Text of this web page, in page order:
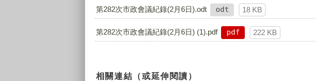
第282次市政會議紀錄(2月6日).odt odt 18 KB
第282次市政會議紀錄(2月6日) (1).pdf pdf 222 KB
相關連結（或延伸閱讀）